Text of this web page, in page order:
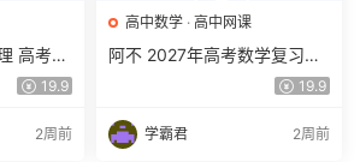
高考物
19.9
2周前
高中数学 · 高中网课
阿不 2027年高考数学复习网
课教程 高三数学 一轮复习视
19.9
学霸君 2周前